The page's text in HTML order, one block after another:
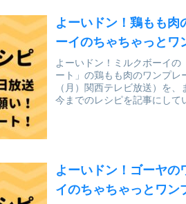
よーいドン！鶏もも肉
ーイのちゃちゃっとワ
よーいドン！ミルクボーイ
ート」の鶏もも肉のワンプレ
（月）関西テレビ放送）を
今までのレシピを記事にし
よーいドン！ゴーヤの
イのちゃちゃっとワン